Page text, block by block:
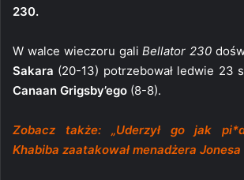
230.
W walce wieczoru galiBellator 230
Sakara (20-13) potrzebował ledwie 23
Canaan Grigsby’ego (8-8).
Zobacz także: „Uderzył go jak
Khabiba zaatakował menadżera Jonesa